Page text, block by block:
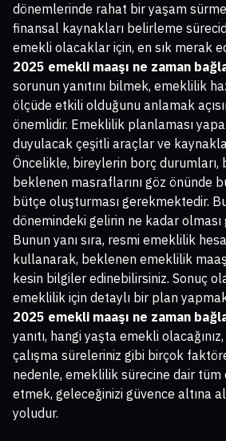
dönemlerinde rahat bir yaşam
finansal kaynakları belirleme
emekli olacaklar için, en sık merak
2025 emekli maaşı ne zaman
sorunun yanıtını bilmek, emeklilik
ölçüde etkili olduğunu anlamak
önemlidir. Emeklilik planlaması
duyulacak çeşitli araçlar ve
Öncelikle, bireylerin borç durumları,
beklenen masraflarını göz önünde
bütçe oluşturması gerekmektedir.
dönemindeki gelirin ne kadar
Bunun yanı sıra, resmi emeklilik
kullanarak, beklenen emeklilik
kesin bilgiler edinebilirsiniz. Sonuç
emeklilik için detaylı bir plan
2025 emekli maaşı ne zaman
yanıtı, hangi yaşta emekli
çalışma süreleriniz gibi birçok
nedenle, emeklilik sürecine dair tüm
etmek, geleceğinizi güvence altına
yoludur.